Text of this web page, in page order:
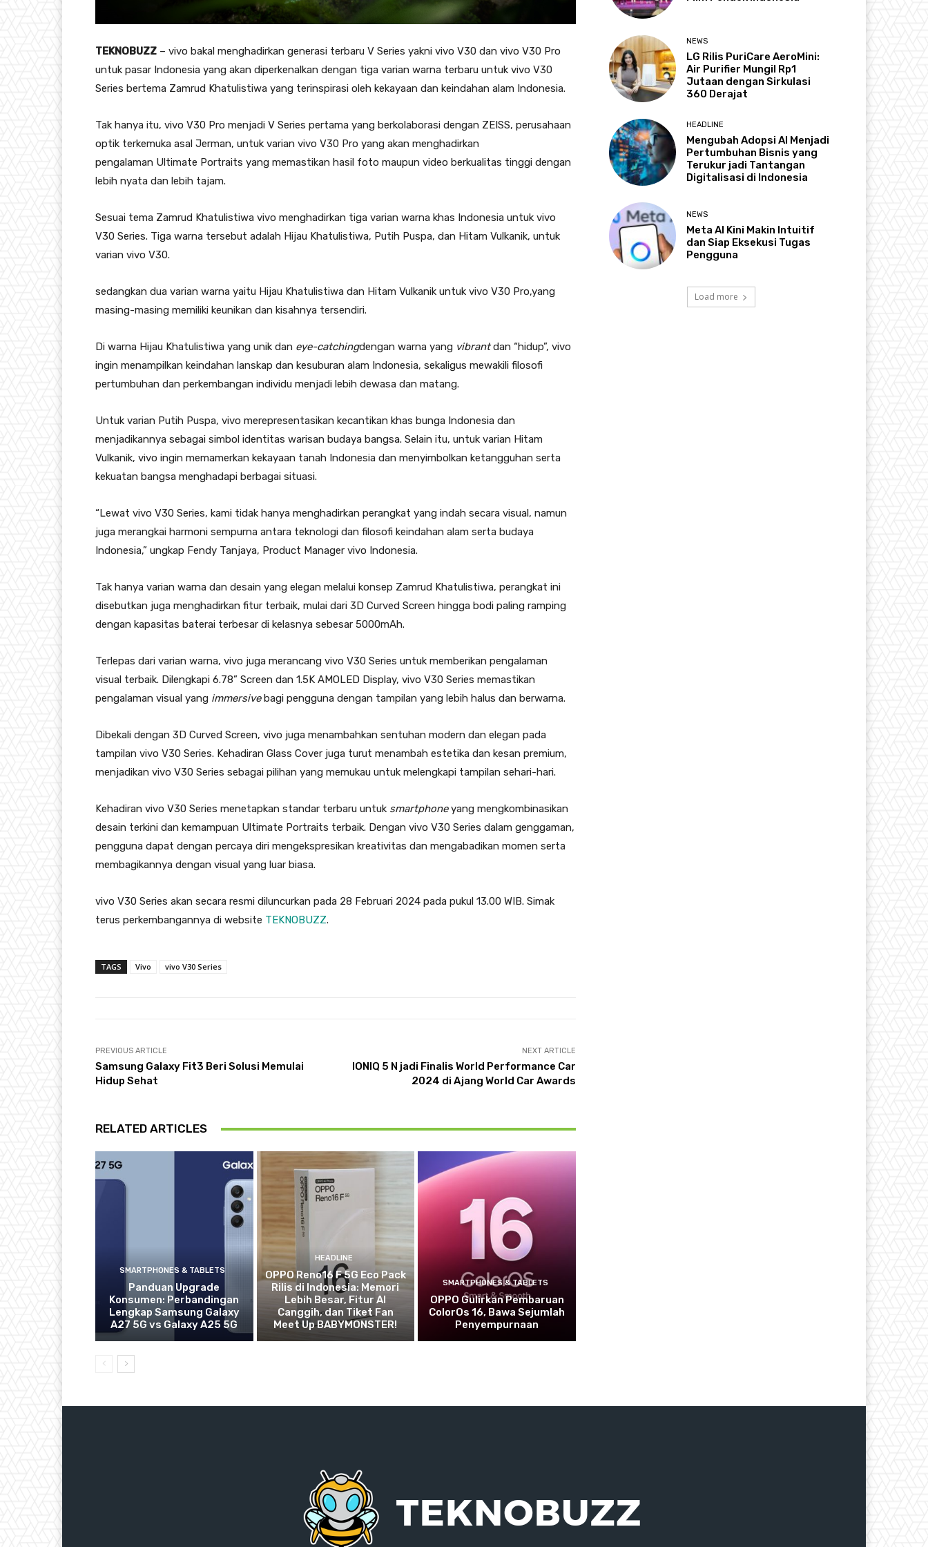
TEKNOBUZZ – vivo bakal menghadirkan generasi terbaru V Series yakni vivo V30 dan vivo V30 Pro
untuk pasar Indonesia yang akan diperkenalkan dengan tiga varian warna terbaru untuk vivo V30
Series bertema Zamrud Khatulistiwa yang terinspirasi oleh kekayaan dan keindahan alam Indonesia.
Tak hanya itu, vivo V30 Pro menjadi V Series pertama yang berkolaborasi dengan ZEISS, perusahaan
optik terkemuka asal Jerman, untuk varian vivo V30 Pro yang akan menghadirkan
pengalaman Ultimate Portraits yang memastikan hasil foto maupun video berkualitas tinggi dengan
lebih nyata dan lebih tajam.
Sesuai tema Zamrud Khatulistiwa vivo menghadirkan tiga varian warna khas Indonesia untuk vivo
V30 Series. Tiga warna tersebut adalah Hijau Khatulistiwa, Putih Puspa, dan Hitam Vulkanik, untuk
varian vivo V30.
sedangkan dua varian warna yaitu Hijau Khatulistiwa dan Hitam Vulkanik untuk vivo V30 Pro,yang
masing-masing memiliki keunikan dan kisahnya tersendiri.
Di warna Hijau Khatulistiwa yang unik dan eye-catchingdengan warna yang vibrantdan “hidup”, vivo
ingin menampilkan keindahan lanskap dan kesuburan alam Indonesia, sekaligus mewakili filosofi
pertumbuhan dan perkembangan individu menjadi lebih dewasa dan matang.
Untuk varian Putih Puspa, vivo merepresentasikan kecantikan khas bunga Indonesia dan
menjadikannya sebagai simbol identitas warisan budaya bangsa. Selain itu, untuk varian Hitam
Vulkanik, vivo ingin memamerkan kekayaan tanah Indonesia dan menyimbolkan ketangguhan serta
kekuatan bangsa menghadapi berbagai situasi.
“Lewat vivo V30 Series, kami tidak hanya menghadirkan perangkat yang indah secara visual, namun
juga merangkai harmoni sempurna antara teknologi dan filosofi keindahan alam serta budaya
Indonesia,” ungkap Fendy Tanjaya, Product Manager vivo Indonesia.
Tak hanya varian warna dan desain yang elegan melalui konsep Zamrud Khatulistiwa, perangkat ini
disebutkan juga menghadirkan fitur terbaik, mulai dari 3D Curved Screen hingga bodi paling ramping
dengan kapasitas baterai terbesar di kelasnya sebesar 5000mAh.
Terlepas dari varian warna, vivo juga merancang vivo V30 Series untuk memberikan pengalaman
visual terbaik. Dilengkapi 6.78” Screen dan 1.5K AMOLED Display, vivo V30 Series memastikan
pengalaman visual yang immersivebagi pengguna dengan tampilan yang lebih halus dan berwarna.
Dibekali dengan 3D Curved Screen, vivo juga menambahkan sentuhan modern dan elegan pada
tampilan vivo V30 Series. Kehadiran Glass Cover juga turut menambah estetika dan kesan premium,
menjadikan vivo V30 Series sebagai pilihan yang memukau untuk melengkapi tampilan sehari-hari.
Kehadiran vivo V30 Series menetapkan standar terbaru untuk smartphoneyang mengkombinasikan
desain terkini dan kemampuan Ultimate Portraits terbaik. Dengan vivo V30 Series dalam genggaman,
pengguna dapat dengan percaya diri mengekspresikan kreativitas dan mengabadikan momen serta
membagikannya dengan visual yang luar biasa.
vivo V30 Series akan secara resmi diluncurkan pada 28 Februari 2024 pada pukul 13.00 WIB. Simak
terus perkembangannya di website TEKNOBUZZ.
TAGS Vivo vivo V30 Series
PREVIOUS ARTICLE
Samsung Galaxy Fit3 Beri Solusi Memulai
Hidup Sehat
NEXT ARTICLE
IONIQ 5 N jadi Finalis World Performance Car
2024 di Ajang World Car Awards
RELATED ARTICLES
SMARTPHONES & TABLETS
Panduan Upgrade
Konsumen: Perbandingan
Lengkap Samsung Galaxy
A27 5G vs Galaxy A25 5G
HEADLINE
OPPO Reno16 F 5G Eco Pack
Rilis di Indonesia: Memori
Lebih Besar, Fitur AI
Canggih, dan Tiket Fan
Meet Up BABYMONSTER!
SMARTPHONES & TABLETS
OPPO Gulirkan Pembaruan
ColorOs 16, Bawa Sejumlah
Penyempurnaan
NEWS
LG Rilis PuriCare AeroMini:
Air Purifier Mungil Rp1
Jutaan dengan Sirkulasi
360 Derajat
HEADLINE
Mengubah Adopsi AI Menjadi
Pertumbuhan Bisnis yang
Terukur jadi Tantangan
Digitalisasi di Indonesia
NEWS
Meta AI Kini Makin Intuitif
dan Siap Eksekusi Tugas
Pengguna
Load more